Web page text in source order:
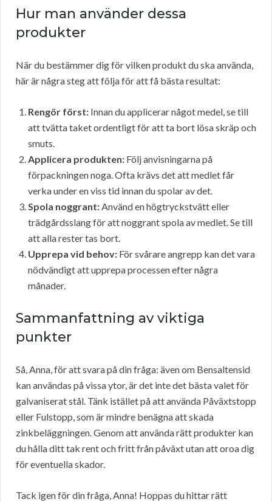
Hur man använder dessa
produkter
När du bestämmer dig för vilken produkt du ska använda,
här är några steg att följa för att få bästa resultat:
Rengör först: Innan du applicerar något medel, se till
att tvätta taket ordentligt för att ta bort lösa skräp och
smuts.
Applicera produkten: Följ anvisningarna på
förpackningen noga. Ofta krävs det att medlet får
verka under en viss tid innan du spolar av det.
Spola noggrant:Använd en högtryckstvätt eller
trädgårdsslang för att noggrant spola av medlet. Se till
att alla rester tas bort.
Upprepa vid behov: För svårare angrepp kan det vara
nödvändigt att upprepa processen efter några
månader.
Sammanfattning av viktiga
punkter
Så, Anna, för att svara på din fråga: även om Bensaltensid
kan användas på vissa ytor, är det inte det bästa valet för
galvaniserat stål. Tänk istället på att använda Påväxtstopp
eller Fulstopp, som är mindre benägna att skada
zinkbeläggningen. Genom att använda rätt produkter kan
du hålla ditt tak rent och fritt från påväxt utan att oroa dig
för eventuella skador.
Tack igen för din fråga, Anna! Hoppas du hittar rätt